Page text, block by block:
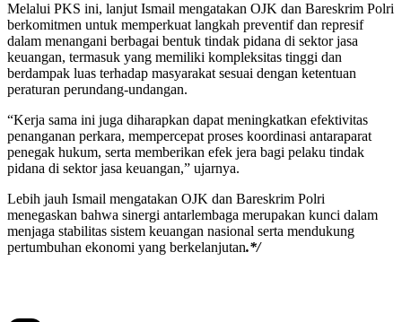
Melalui PKS ini, lanjut Ismail mengatakan OJK dan Bareskrim Polri
berkomitmen untuk memperkuat langkah preventif dan represif
dalam menangani berbagai bentuk tindak pidana di sektor jasa
keuangan, termasuk yang memiliki kompleksitas tinggi dan
berdampak luas terhadap masyarakat sesuai dengan ketentuan
peraturan perundang-undangan.
“Kerja sama ini juga diharapkan dapat meningkatkan efektivitas
penanganan perkara, mempercepat proses koordinasi antaraparat
penegak hukum, serta memberikan efek jera bagi pelaku tindak
pidana di sektor jasa keuangan,” ujarnya.
Lebih jauh Ismail mengatakan OJK dan Bareskrim Polri
menegaskan bahwa sinergi antarlembaga merupakan kunci dalam
menjaga stabilitas sistem keuangan nasional serta mendukung
pertumbuhan ekonomi yang berkelanjutan.*/